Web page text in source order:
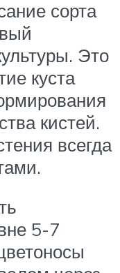
сорта
Это
куста
кистей.
всегда
5-7